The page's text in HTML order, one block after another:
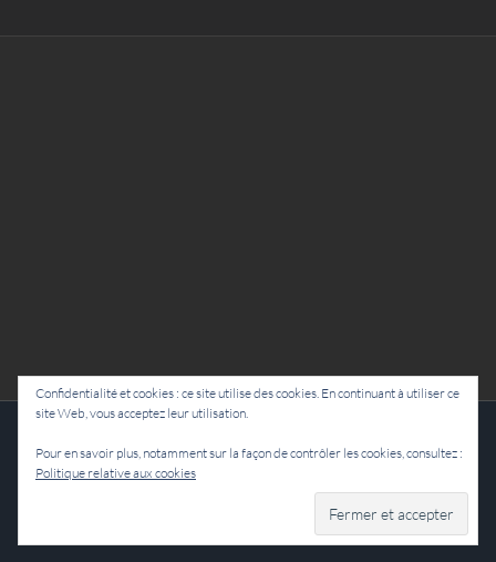
Facebook
Confidentialité et cookies : ce site utilise des cookies. En continuant à utiliser ce
site Web, vous acceptez leur utilisation.
Pour en savoir plus, notamment sur la façon de contrôler les cookies, consultez :
Politique relative aux cookies